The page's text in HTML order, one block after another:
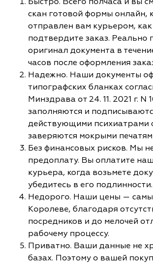
скан готовой формы онлайн,
отправлен вам курьером,
подтвердите заказ. Реально
оригинал документа в
часов после оформления
Надежно. Наши документы
типографских бланках
Минздрава от 24. 11. 2021 г. N
заполняются и
действующими психиатрами
заверяются мокрыми
Без финансовых рисков. Мы
предоплату. Вы оплатите
курьера, когда возьмете
убедитесь в его подлинности.
Недорого. Наши цены —
Королеве, благодаря
посредников и до мелочей
рабочему процессу.
Приватно. Ваши данные не
базах. Поэтому о вашей